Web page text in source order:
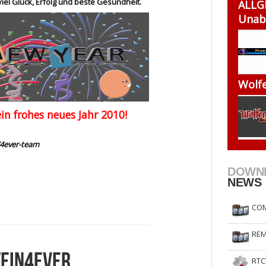
RtCW Feintuning ET Feintuning
frohes neues Jahr 2010!
team
NEWS